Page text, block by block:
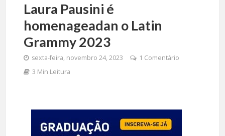
Laura Pausini é
homenageadan o Latin
Grammy 2023
sexta-feira, novembro 24, 2023
1 Comentário
3 Min Leitura